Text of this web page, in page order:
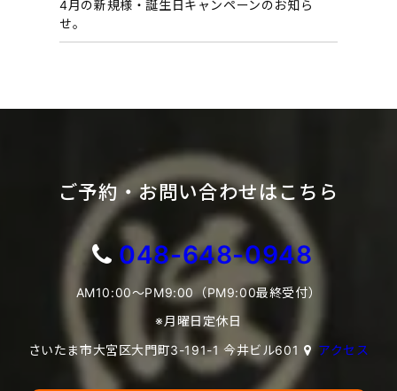
4月の新規様・誕生日キャンペーンのお知ら
せ。
ご予約・お問い合わせはこちら
048-648-0948
AM10:00～PM9:00（PM9:00最終受付）
※月曜日定休日
さいたま市大宮区大門町3-191-1 今井ビル601
アクセス